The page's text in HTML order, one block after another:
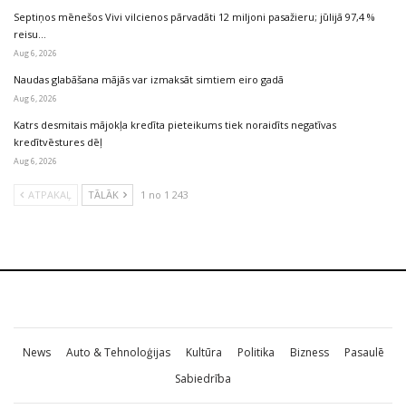
Septiņos mēnešos Vivi vilcienos pārvadāti 12 miljoni pasažieru; jūlijā 97,4 %
reisu…
Aug 6, 2026
Naudas glabāšana mājās var izmaksāt simtiem eiro gadā
Aug 6, 2026
Katrs desmitais mājokļa kredīta pieteikums tiek noraidīts negatīvas
kredītvēstures dēļ
Aug 6, 2026
ATPAKAĻ TĀLĀK 1 no 1 243
News Auto & Tehnoloģijas Kultūra Politika Bizness
Pasaulē
Sabiedrība